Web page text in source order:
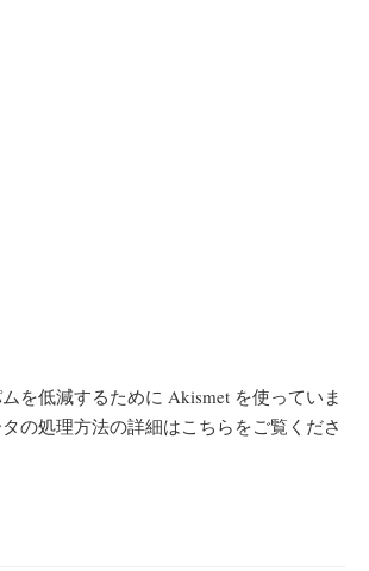
を低減するために Akismet を使っていま
の処理方法の詳細はこちらをご覧くださ